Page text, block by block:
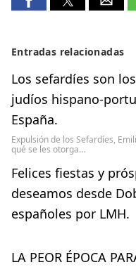
Entradas relacionadas
Los sefardíes son
judíos hispano-
España.
Expulsión de los Sefardíes,
qué se les otorga…
Felices fiestas y
deseamos desde
españoles por LMH.
LA PEOR ÉPOCA